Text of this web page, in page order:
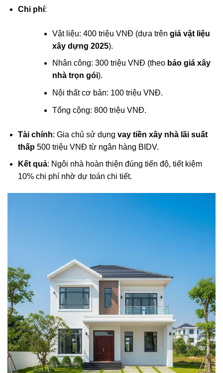
Chi phí:
Vật liệu: 400 triệu VNĐ (dựa trên giá vật liệu
xây dựng 2025).
Nhân công: 300 triệu VNĐ (theo báo giá xây
nhà trọn gói).
Nội thất cơ bản: 100 triệu VNĐ.
Tổng cộng: 800 triệu VNĐ.
Tài chính: Gia chủ sử dụng vay tiền xây nhà lãi suất
thấp500 triệu VNĐ từ ngân hàng BIDV.
Kết quả: Ngôi nhà hoàn thiện đúng tiến độ, tiết kiệm
10% chi phí nhờ dự toán chi tiết.